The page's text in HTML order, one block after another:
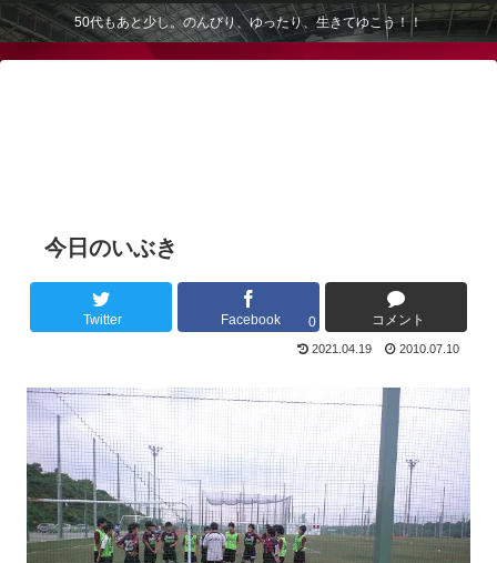
50代もあと少し。のんびり、ゆったり、生きてゆこう！！
今日のいぶき
Twitter Facebook 0 コメント
2021.04.19 2010.07.10